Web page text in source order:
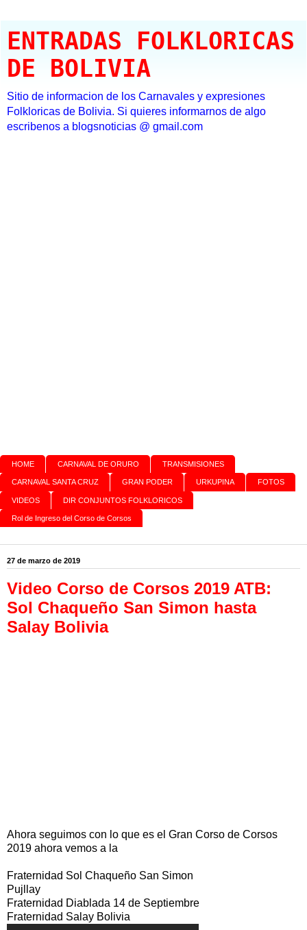
ENTRADAS FOLKLORICAS
DE BOLIVIA
Sitio de informacion de los Carnavales y expresiones
Folkloricas de Bolivia. Si quieres informarnos de algo
escribenos a blogsnoticias @ gmail.com
HOME CARNAVAL DE ORURO TRANSMISIONES
CARNAVAL SANTA CRUZ GRAN PODER URKUPINA FOTOS
VIDEOS DIR CONJUNTOS FOLKLORICOS
Rol de Ingreso del Corso de Corsos
27 de marzo de 2019
Video Corso de Corsos 2019 ATB:
Sol Chaqueño San Simon hasta
Salay Bolivia
Ahora seguimos con lo que es el Gran Corso de Corsos
2019 ahora vemos a la
Fraternidad Sol Chaqueño San Simon
Pujllay
Fraternidad Diablada 14 de Septiembre
Fraternidad Salay Bolivia